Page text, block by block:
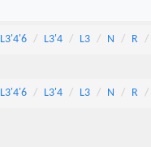
L3'4'6 L3'4 L3 N R
L3'4'6 L3'4 L3 N R